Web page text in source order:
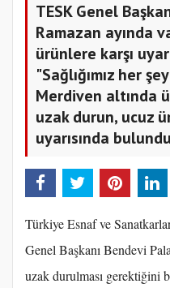
TESK Genel
Ramazan ayında
ürünlere karşı
"Sağlığımız her
Merdiven altında
uzak durun, ucuz
uyarısında bulundu
Türkiye Esnaf ve
Genel Başkanı Bendevi
uzak durulması gerektiğini